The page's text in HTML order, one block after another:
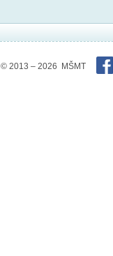
© 2013 – 2026 MŠMT